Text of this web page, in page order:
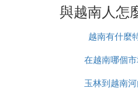
2010年是中越
熱情。
與越南人怎
越南有什麼
在越南哪個
最便
玉林到越南